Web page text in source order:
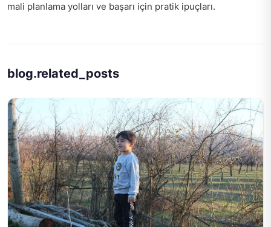
mali planlama yolları ve başarı için pratik ipuçları.
blog.related_posts